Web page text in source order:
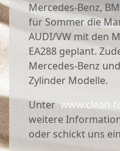
Mercedes-Benz,
für Sommer die
AUDI/VW mit den
EA288 geplant.
Mercedes-Benz
Zylinder Modelle.
Unterwww.clean-
weitere
oder schickt uns